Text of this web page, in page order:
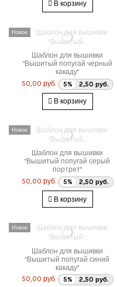
В корзину
Новое
Шаблон для вышивки
"Вышитый попугай черный
какаду"
50,00 руб.
5% 2,50 руб.
В корзину
Новое
Шаблон для вышивки
"Вышитый попугай серый
портрет"
50,00 руб.
5% 2,50 руб.
В корзину
Новое
Шаблон для вышивки
"Вышитый попугай синий
какаду"
50,00 руб.
5% 2,50 руб.